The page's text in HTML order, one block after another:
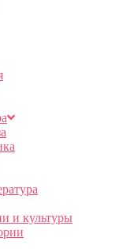
и культуры